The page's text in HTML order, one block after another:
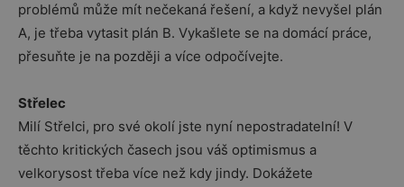
problémů může mít nečekaná řešení, a když nevyšel plán
A, je třeba vytasit plán B. Vykašlete se na domácí práce,
přesuňte je na později a více odpočívejte.
Střelec
Milí Střelci, pro své okolí jste nyní nepostradatelní! V
těchto kritických časech jsou váš optimismus a
velkorysost třeba více než kdy jindy. Dokážete